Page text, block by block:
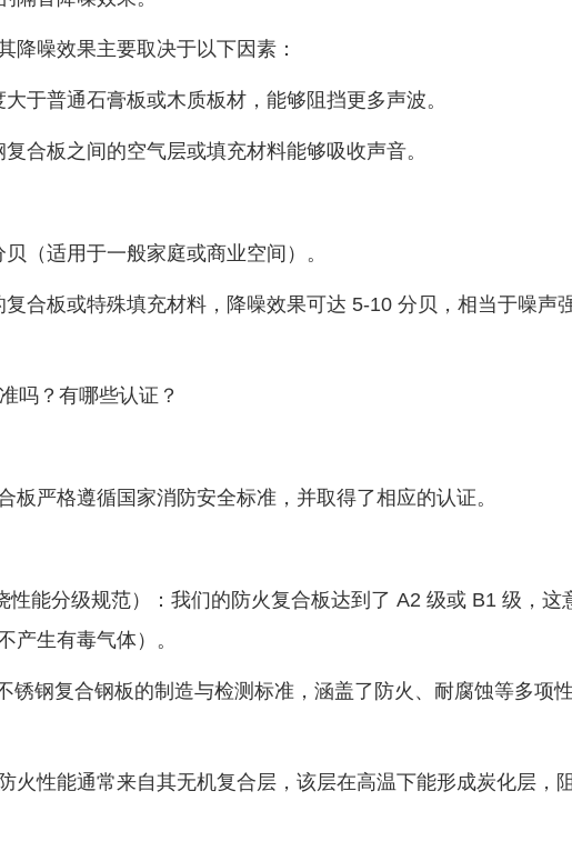
噪效果主要取决于以下因素：
普通石膏板或木质板材，能够阻挡更多声波。
板之间的空气层或填充材料能够吸收声音。
适用于一般家庭或商业空间）。
板或特殊填充材料，降噪效果可达 5-10 分贝，相当于噪声
？有哪些认证？
严格遵循国家消防安全标准，并取得了相应的认证。
能分级规范）：我们的防火复合板达到了 A2 级或 B1 级，这
产生有毒气体）。
钢复合钢板的制造与检测标准，涵盖了防火、耐腐蚀等多项
性能通常来自其无机复合层，该层在高温下能形成炭化层，